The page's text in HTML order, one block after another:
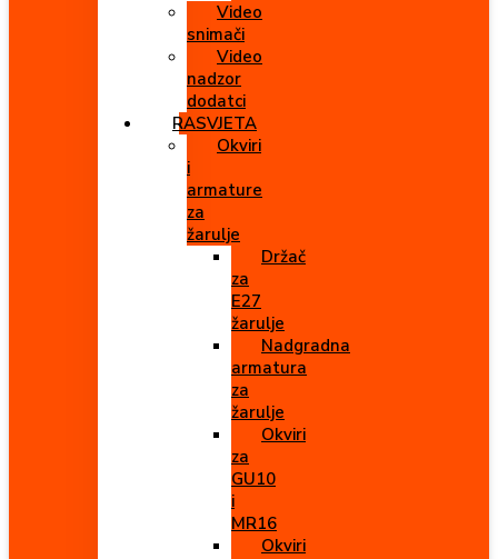
Video
snimači
Video
nadzor
dodatci
RASVJETA
Okviri
i
armature
za
žarulje
Držač
za
E27
žarulje
Nadgradna
armatura
za
žarulje
Okviri
za
GU10
i
MR16
Okviri